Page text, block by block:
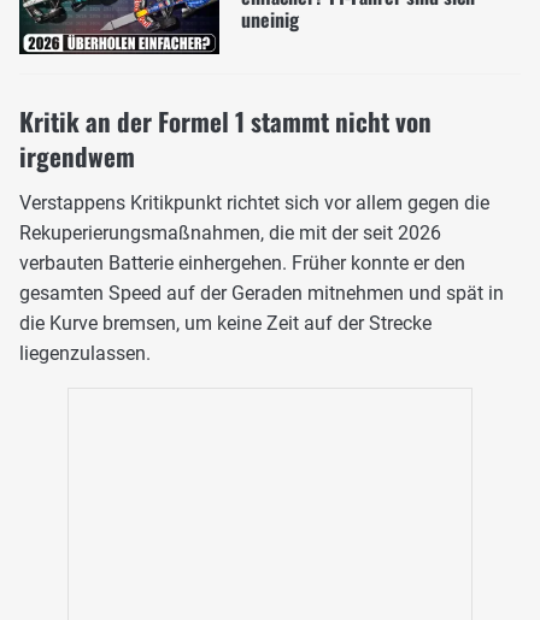
uneinig
Kritik an der Formel 1 stammt nicht von
irgendwem
Verstappens Kritikpunkt richtet sich vor allem gegen die
Rekuperierungsmaßnahmen, die mit der seit 2026
verbauten Batterie einhergehen. Früher konnte er den
gesamten Speed auf der Geraden mitnehmen und spät in
die Kurve bremsen, um keine Zeit auf der Strecke
liegenzulassen.